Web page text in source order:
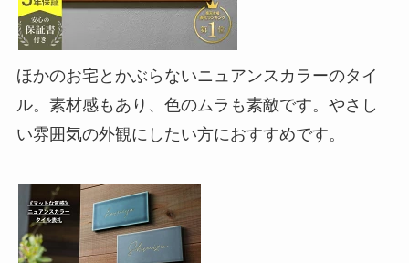
ほかのお宅とかぶらないニュアンスカラーのタイ
ル。素材感もあり、色のムラも素敵です。やさし
い雰囲気の外観にしたい方におすすめです。